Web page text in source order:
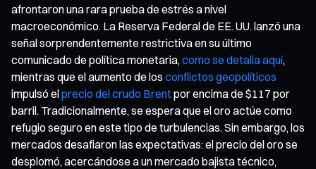
afrontaron una rara prueba de estrés a nivel
macroeconómico. La Reserva Federal de EE. UU. lanzó una
señal sorprendentemente restrictiva en su último
comunicado de política monetaria, como se detalla aquí,
mientras que el aumento de los conflictos geopolíticos
impulsó elprecio del crudo Brentpor encima de $117 por
barril. Tradicionalmente, se espera que el oro actúe como
refugio seguro en este tipo de turbulencias. Sin embargo, los
mercados desafiaron las expectativas: el precio del oro se
desplomó, acercándose a un mercado bajista técnico,